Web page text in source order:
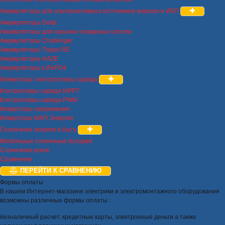
Аккумуляторы для альтернативных источников энергии и ИБП
Аккумуляторы Delta
Аккумуляторы для охранно-пожарных систем
Аккумуляторы Challenger
Аккумуляторы Trojan RE
Аккумуляторы HAZE
Аккумуляторы LiFePO4
Инверторы / контроллеры заряда
Контроллеры заряда MPPT
Контроллеры заряда PWM
Инверторы напряжения
Инверторы МАП Энергия
Солнечная энергия в быту
Мобильные солнечные батареи
Солнечная кухня
Сравнение
ПЕРЕЙТИ К СРАВНЕНИЮ
Формы оплаты
В нашем Интернет-магазине электрики и электромонтажного оборудования
возможны различные формы оплаты :
безналичный расчет, кредитные карты, электронные деньги а также